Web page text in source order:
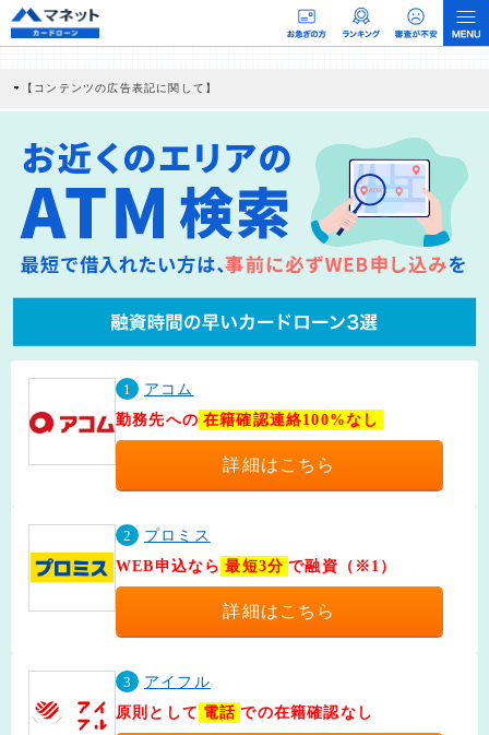
【コンテンツの広告表記に関して】
社に対して企業から紹介報酬が支払われるという収益モデルです。 ただし、特定の
商品を根拠なくPRするものではなく、当編集部の調査／ユーザーへの口コミ収集な
どに基づき、公平性を担保した情報提供を行っています。
>提携企業一覧
1
アコム
勤務先への 在籍確認連絡100%なし
詳細はこちら
2
プロミス
WEB申込なら 最短3分 で融資（※1）
詳細はこちら
3
アイフル
原則として 電話 での在籍確認なし